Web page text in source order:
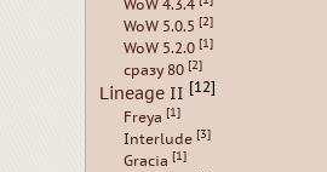
WoW 4.3.4
WoW 5.0.5 [2]
WoW 5.2.0 [1]
сразу 80 [2]
Lineage II [12]
Freya [1]
Interlude [3]
Gracia [1]